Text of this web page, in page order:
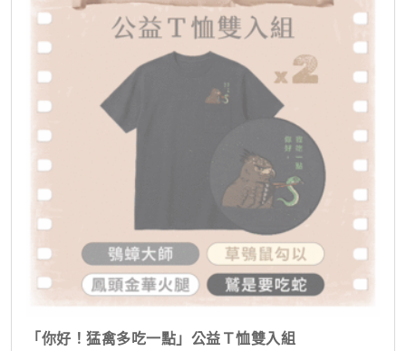
「你好！猛禽多吃一點」公益Ｔ恤雙入組